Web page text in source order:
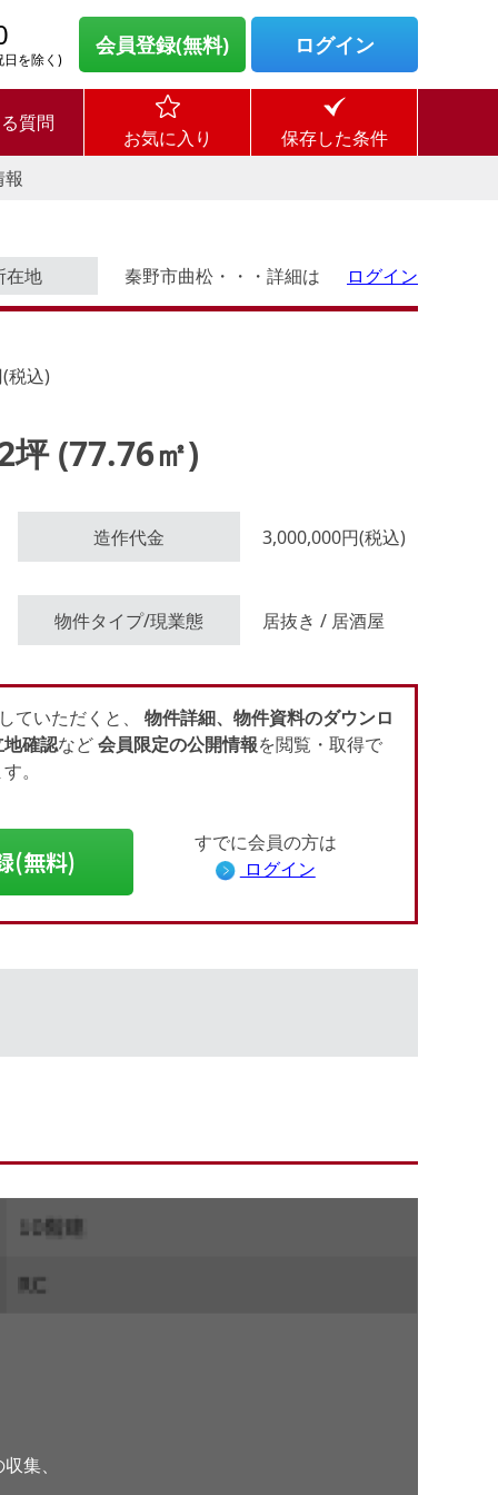
を除く)
会員登録(無料) ログイン
質問
お気に入り
保存した条件
在地 秦野市曲松・・・詳細は ログイン
税込)
坪 (77.76㎡)
造作代金 3,000,000円(税込)
物件タイプ/現業態 居抜き / 居酒屋
ていただくと、物件詳細、物件資料のダウンロ
確認など会員限定の公開情報を閲覧・取得で
。
(無料)
すでに会員の方は
ログイン
集、